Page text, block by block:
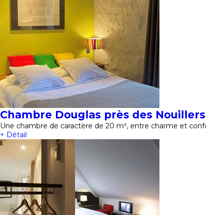
Chambre Douglas près des Nouillers
Une chambre de caractère de 20 m², entre charme et
+ Détail